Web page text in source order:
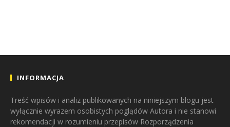
INFORMACJA
Treść wpisów i analiz publikowanych na niniejszym blogu jest
wyłącznie wyrazem osobistych poglądów Autora i nie stanowi
rekomendacji w rozumieniu przepisów Rozporządzenia